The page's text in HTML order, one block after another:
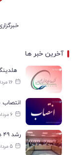
آخرین خبر ها
16 مرداد 1405 - ۱۸:۴۹
انتصاب
6 مرداد 1405 - ۱۰:۱۳
5 مرداد 1405 - ۱۴:۲۹